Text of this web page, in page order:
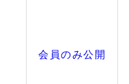
会員のみ公開